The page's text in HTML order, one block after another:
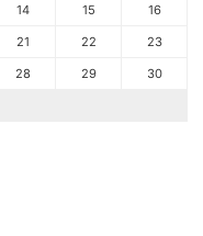
14 15 16
21 22 23
28 29 30